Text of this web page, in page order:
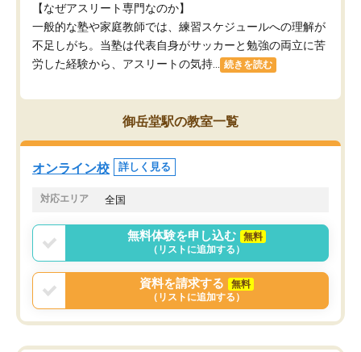
【なぜアスリート専門なのか】
一般的な塾や家庭教師では、練習スケジュールへの理解が
不足しがち。当塾は代表自身がサッカーと勉強の両立に苦
労した経験から、アスリートの気持...
続きを読む
御岳堂駅の教室一覧
オンライン校 詳しく見る
対応エリア 全国
無料体験を申し込む
無料
（リストに追加する）
資料を請求する
無料
（リストに追加する）